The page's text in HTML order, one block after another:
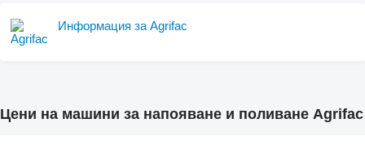
Информация за Agrifac
Цени на машини за напояване и поливане Agrifac